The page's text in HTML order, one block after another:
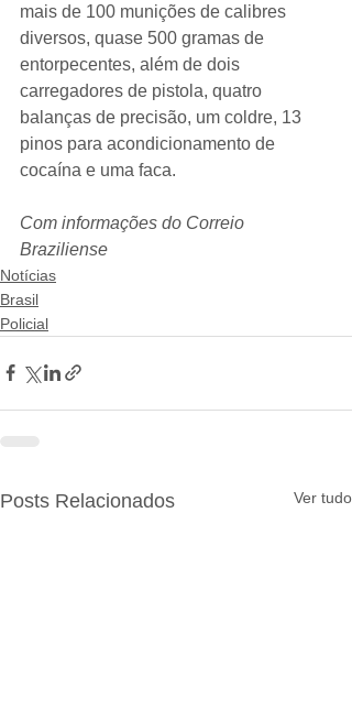
mais de 100 munições de calibres
diversos, quase 500 gramas de
entorpecentes, além de dois
carregadores de pistola, quatro
balanças de precisão, um coldre, 13
pinos para acondicionamento de
cocaína e uma faca.
Com informações do Correio
Braziliense
Notícias
Brasil
Policial
Posts Relacionados Ver tudo